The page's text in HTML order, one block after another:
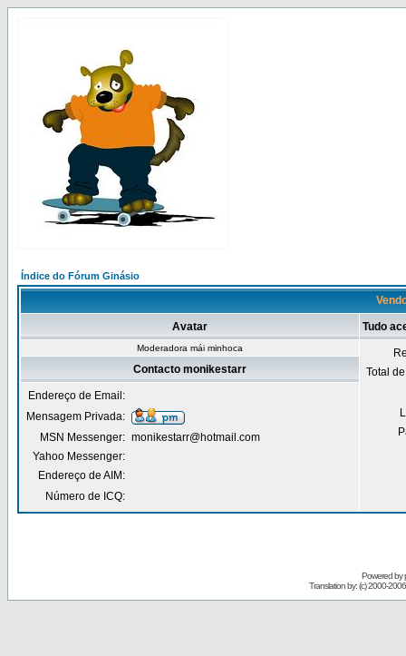
Índice do Fórum Ginásio
Avatar Tudo
Moderadora mái minhoca
Total
Contacto monikestarr
Endereço de Email:
Mensagem Privada:
MSN Messenger: monikestarr@hotmail.com
Yahoo Messenger:
Endereço de AIM:
Número de ICQ:
Powered by
Translation by: (c) 2000-